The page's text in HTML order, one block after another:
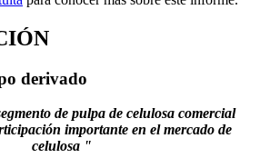
derivado
de pulpa de celulosa comercial
importante en el mercado de
celulosa "